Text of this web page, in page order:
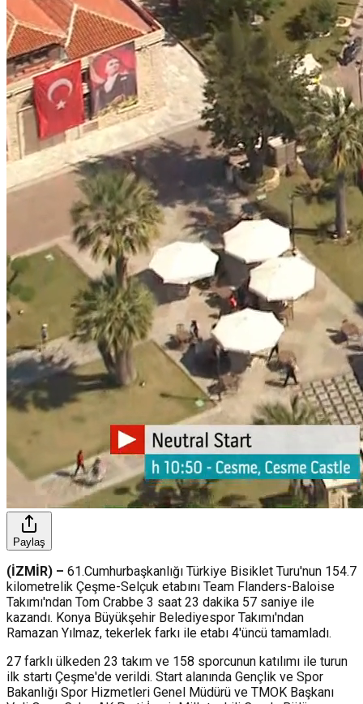
Paylaş
(İZMİR) – 61.Cumhurbaşkanlığı Türkiye Bisiklet Turu'nun 154.7
kilometrelik Çeşme-Selçuk etabını Team Flanders-Baloise
Takımı'ndan Tom Crabbe 3 saat 23 dakika 57 saniye ile
kazandı. Konya Büyükşehir Belediyespor Takımı'ndan
Ramazan Yılmaz, tekerlek farkı ile etabı 4'üncü tamamladı.
27 farklı ülkeden 23 takım ve 158 sporcunun katılımı ile turun
ilk startı Çeşme'de verildi. Start alanında Gençlik ve Spor
Bakanlığı Spor Hizmetleri Genel Müdürü ve TMOK Başkanı